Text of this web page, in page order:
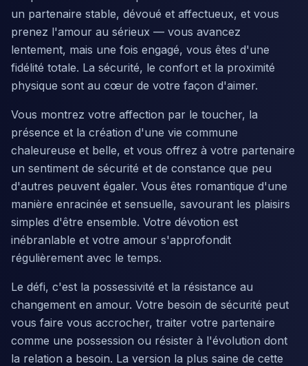
un partenaire stable, dévoué et affectueux, et vous
prenez l'amour au sérieux — vous avancez
lentement, mais une fois engagé, vous êtes d'une
fidélité totale. La sécurité, le confort et la proximité
physique sont au cœur de votre façon d'aimer.
Vous montrez votre affection par le toucher, la
présence et la création d'une vie commune
chaleureuse et belle, et vous offrez à votre partenaire
un sentiment de sécurité et de constance que peu
d'autres peuvent égaler. Vous êtes romantique d'une
manière enracinée et sensuelle, savourant les plaisirs
simples d'être ensemble. Votre dévotion est
inébranlable et votre amour s'approfondit
régulièrement avec le temps.
Le défi, c'est la possessivité et la résistance au
changement en amour. Votre besoin de sécurité peut
vous faire vous accrocher, traiter votre partenaire
comme une possession ou résister à l'évolution dont
la relation a besoin. La version la plus saine de cette